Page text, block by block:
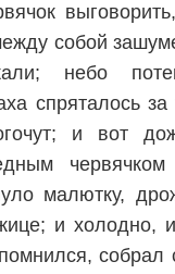
собой
небо
спряталось за
и вот
малютку,
и холодно,
собрал